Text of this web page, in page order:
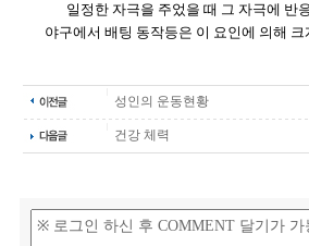
일정한 자극을 주었을 때 그 자극에 반
야구에서 배팅 동작등은 이 요인에 의해
성인의 운동현황
건강 체력